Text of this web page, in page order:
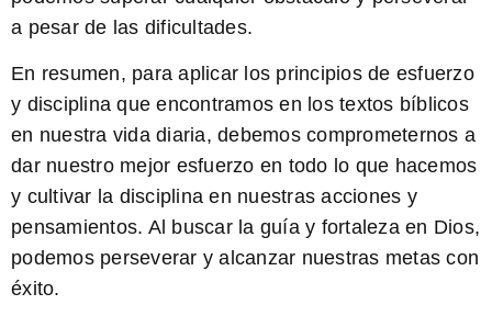
a pesar de las dificultades.
En resumen, para aplicar los principios de esfuerzo
y disciplina que encontramos en los textos bíblicos
en nuestra vida diaria, debemos comprometernos a
dar nuestro mejor esfuerzo en todo lo que hacemos
y cultivar la disciplina en nuestras acciones y
pensamientos. Al buscar la guía y fortaleza en Dios,
podemos perseverar y alcanzar nuestras metas con
éxito.